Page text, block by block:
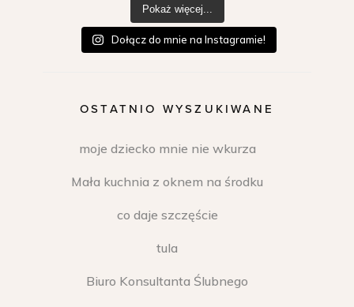
Pokaż więcej...
Dołącz do mnie na Instagramie!
OSTATNIO WYSZUKIWANE
moje dziecko mnie nie wkurza
Mała kuchnia z oknem na środku
co daje szczęście
tula
Biuro Konsultanta Ślubnego